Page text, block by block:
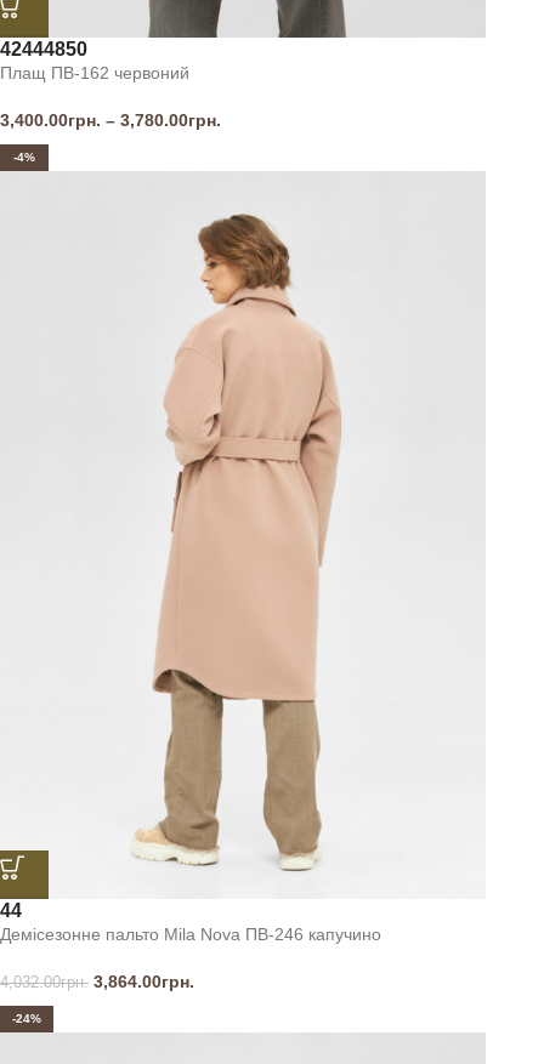
42444850
Плащ ПВ-162 червоний
3,400.00грн. – 3,780.00грн.
-4%
44
Демісезонне пальто Mila Nova ПВ-246 капучино
4,032.00грн. 3,864.00грн.
-24%